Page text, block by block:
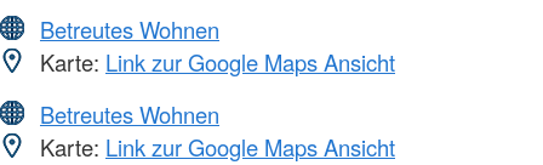
Betreutes Wohnen
Karte: Link zur Google Maps Ansicht
Betreutes Wohnen
Karte: Link zur Google Maps Ansicht